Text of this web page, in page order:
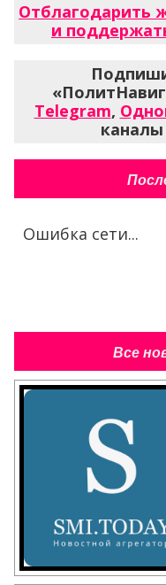
Отблагодарить
и
Telegram,
каналы
Ошибка сети...
Все